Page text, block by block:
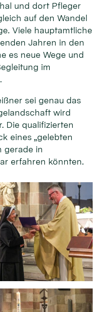
und dort Pfleger
auf den Wandel
Viele hauptamtliche
Jahren in den
es neue Wege und
im
sei genau das
wird
Die qualifizierten
eines „gelebten
gerade in
erfahren könnten.